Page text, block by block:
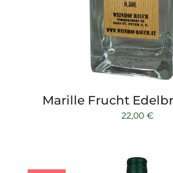
Marille Frucht
22,00 €